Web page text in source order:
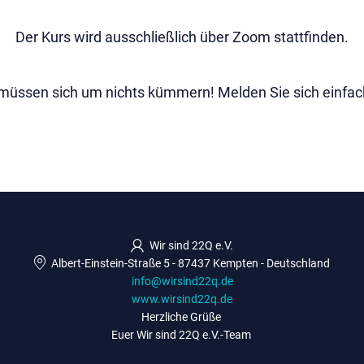
Der Kurs wird ausschließlich über Zoom stattfinden.
sich um nichts kümmern! Melden Sie sich
Wir sind 22Q e.V.
Albert-Einstein-Straße 5-87437 Kempten - Deutschland
info@wirsind22q.de
www.wirsind22q.de
Herzliche Grüße
Euer Wir sind 22Q e.V.-Team